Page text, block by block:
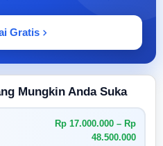
Gratis
Mungkin Anda Suka
Rp 17.000.000 – Rp
48.500.000